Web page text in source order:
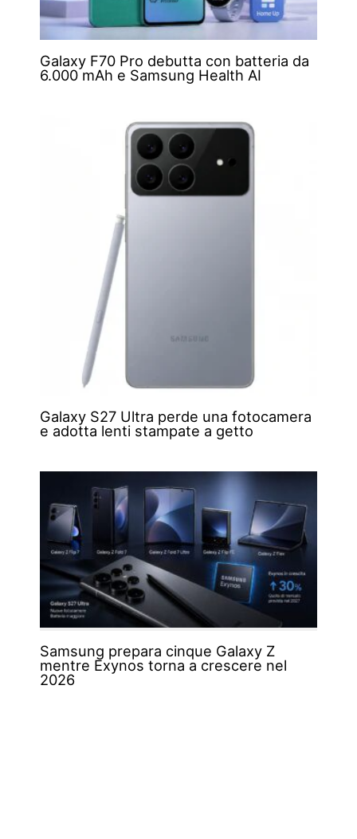
Galaxy F70 Pro debutta con batteria da
6.000 mAh e Samsung Health AI
Galaxy S27 Ultra perde una fotocamera
e adotta lenti stampate a getto
Samsung prepara cinque Galaxy Z
mentre Exynos torna a crescere nel
2026